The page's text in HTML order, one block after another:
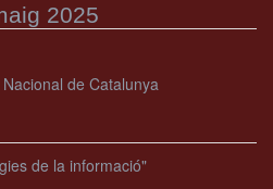
2025
de Catalunya
de la informació"